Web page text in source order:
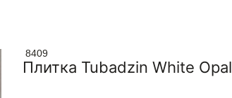
8409
Плитка Tubadzin White Opal